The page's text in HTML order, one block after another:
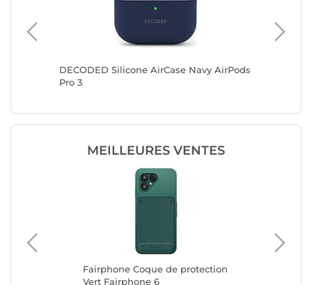
DECODED Silicone AirCase Navy AirPods
Pro 3
MEILLEURES VENTES
Fairphone Coque de protection
Vert Fairphone 6